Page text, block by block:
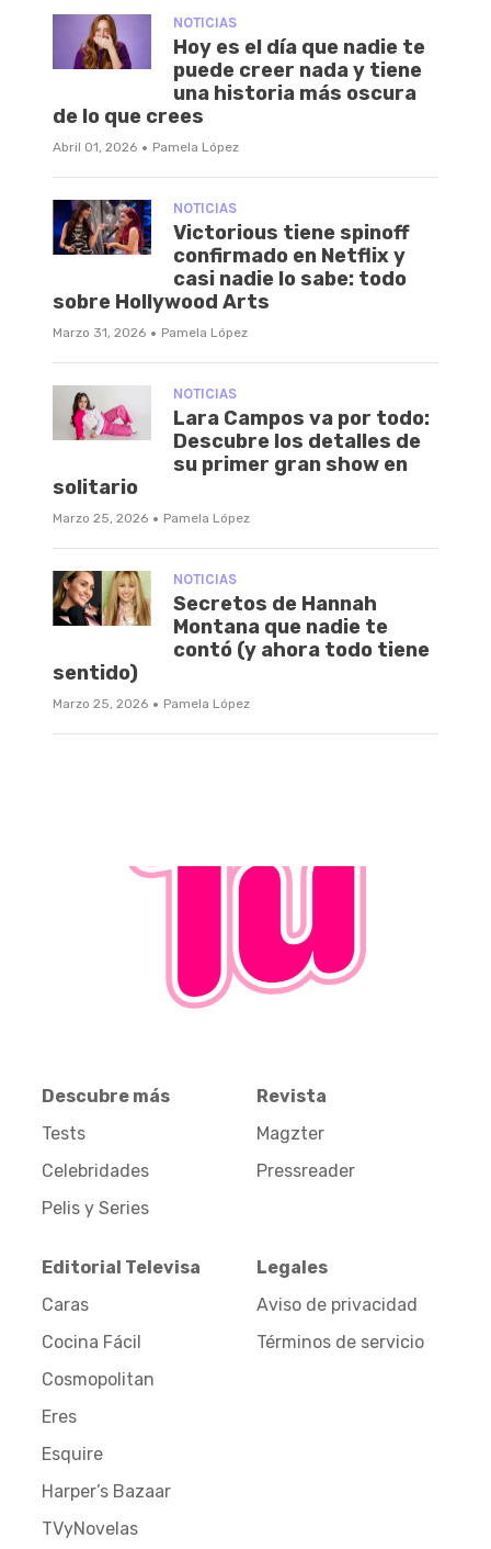
NOTICIAS
Hoy es el día que nadie te
puede creer nada y tiene
una historia más oscura
de lo que crees
Abril 01, 2026 · Pamela López
NOTICIAS
Victorious tiene spinoff
confirmado en Netflix y
casi nadie lo sabe: todo
sobre Hollywood Arts
Marzo 31, 2026 · Pamela López
NOTICIAS
Lara Campos va por todo:
Descubre los detalles de
su primer gran show en
solitario
Marzo 25, 2026 · Pamela López
NOTICIAS
Secretos de Hannah
Montana que nadie te
contó (y ahora todo tiene
sentido)
Marzo 25, 2026 · Pamela López
Descubre más
Tests
Celebridades
Pelis y Series
Revista
Magzter
Pressreader
Editorial Televisa
Caras
Cocina Fácil
Cosmopolitan
Eres
Esquire
Harper’s Bazaar
TVyNovelas
Legales
Aviso de privacidad
Términos de servicio